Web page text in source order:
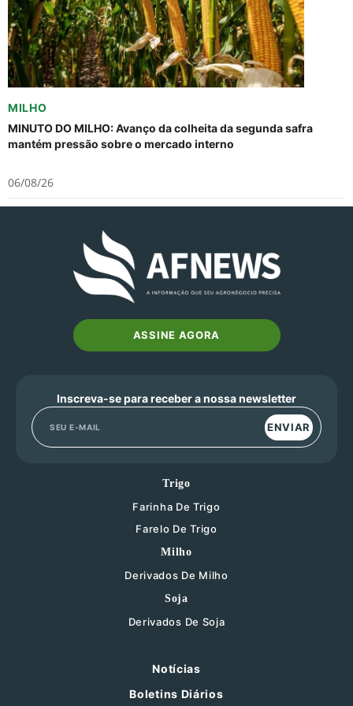
MILHO
MINUTO DO MILHO: Avanço da colheita da segunda safra
mantém pressão sobre o mercado interno
06/08/26
ASSINE AGORA
Inscreva-se para receber a nossa newsletter
ENVIAR
Trigo
Farinha De Trigo
Farelo De Trigo
Milho
Derivados De Milho
Soja
Derivados De Soja
Notícias
Boletins Diários